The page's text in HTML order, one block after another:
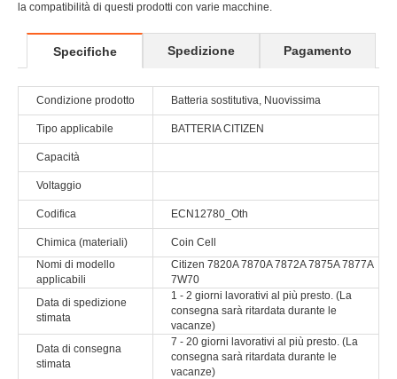
la compatibilità di questi prodotti con varie macchine.
Specifiche Spedizione Pagamento
Condizione prodotto Batteria sostitutiva, Nuovissima
Tipo applicabile BATTERIA CITIZEN
Capacità
Voltaggio
Codifica ECN12780_Oth
Chimica (materiali)
Coin Cell
Nomi di modello
applicabili
Citizen 7820A 7870A 7872A 7875A 7877A
7W70
Data di spedizione
stimata
1 - 2 giorni lavorativi al più presto. (La
consegna sarà ritardata durante le
vacanze)
Data di consegna
stimata
7 - 20 giorni lavorativi al più presto. (La
consegna sarà ritardata durante le
vacanze)